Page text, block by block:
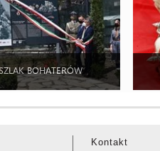
BOHATERÓW
Kontakt